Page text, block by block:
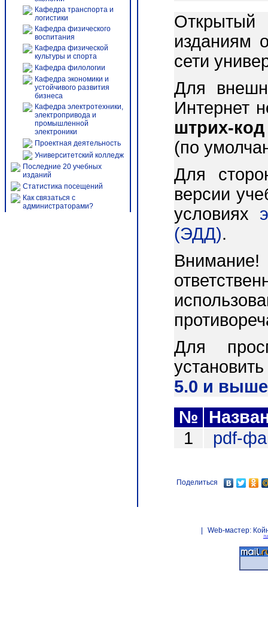
Кафедра транспорта и
логистики
Кафедра физического
воспитания
Кафедра физической
культуры и спорта
Кафедра филологии
Кафедра экономики и
устойчивого развития
бизнеса
Кафедра электротехники,
электропривода и
промышленной
электроники
Проектная деятельность
Университетский колледж
Последние 20 учебных
изданий
Статистика посещений
Как связаться с
администраторами?
Открытый
изданиям
сети
Для
Интернет
штрих-код
(по
Для
версии
условиях
(ЭДД).
Для
5.0 и
№
1
pdf-
Поделиться
Web-мастер: